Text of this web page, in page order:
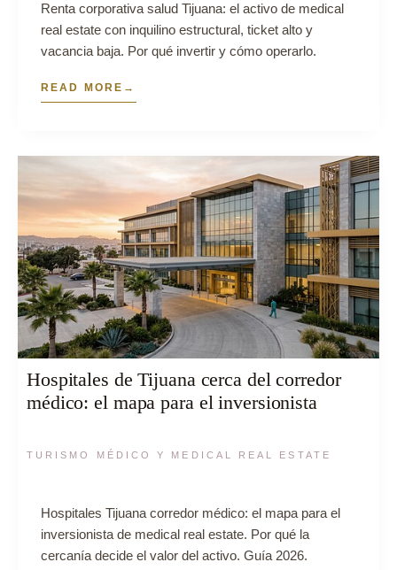
Renta corporativa salud Tijuana: el activo de medical
real estate con inquilino estructural, ticket alto y
vacancia baja. Por qué invertir y cómo operarlo.
READ MORE
Hospitales de Tijuana cerca del corredor
médico: el mapa para el inversionista
TURISMO MÉDICO Y MEDICAL REAL ESTATE
Hospitales Tijuana corredor médico: el mapa para el
inversionista de medical real estate. Por qué la
cercanía decide el valor del activo. Guía 2026.